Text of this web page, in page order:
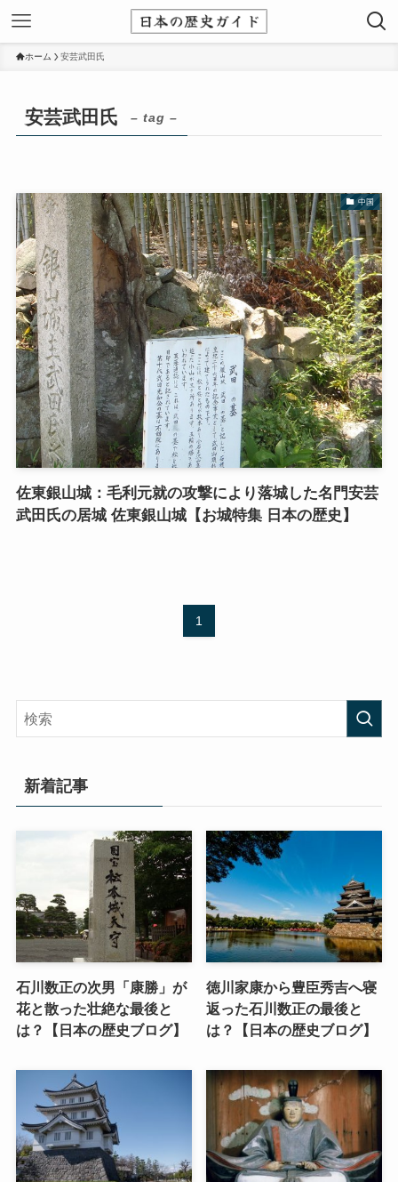
ホーム 安芸武田氏
安芸武田氏 – tag –
中国
佐東銀山城：毛利元就の攻撃により落城した名門安芸
武田氏の居城 佐東銀山城【お城特集 日本の歴史】
1
新着記事
石川数正の次男「康勝」が
花と散った壮絶な最後と
は？【日本の歴史ブログ】
徳川家康から豊臣秀吉へ寝
返った石川数正の最後と
は？【日本の歴史ブログ】